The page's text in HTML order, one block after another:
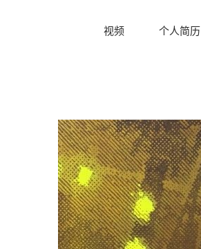
视频 个人简历